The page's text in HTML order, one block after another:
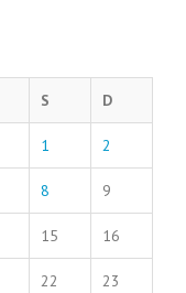
S D
1 2
8 9
15 16
22 23